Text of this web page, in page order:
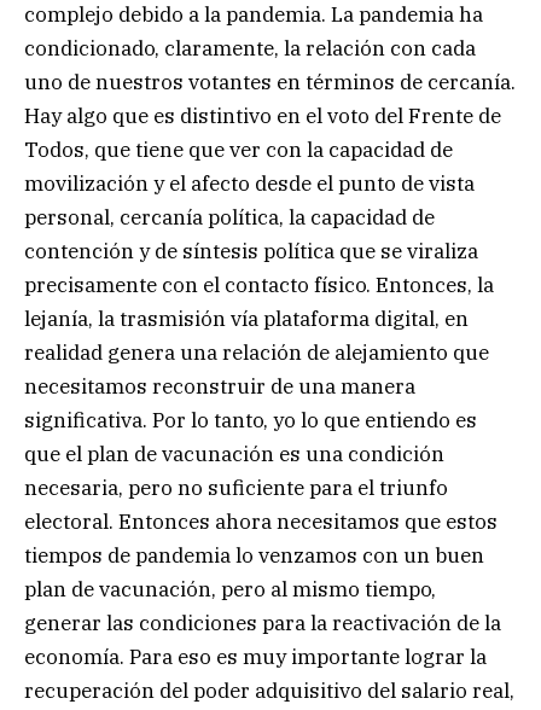
complejo debido a la pandemia. La pandemia ha
condicionado, claramente, la relación con cada
uno de nuestros votantes en términos de cercanía.
Hay algo que es distintivo en el voto del Frente de
Todos, que tiene que ver con la capacidad de
movilización y el afecto desde el punto de vista
personal, cercanía política, la capacidad de
contención y de síntesis política que se viraliza
precisamente con el contacto físico. Entonces, la
lejanía, la trasmisión vía plataforma digital, en
realidad genera una relación de alejamiento que
necesitamos reconstruir de una manera
significativa. Por lo tanto, yo lo que entiendo es
que el plan de vacunación es una condición
necesaria, pero no suficiente para el triunfo
electoral. Entonces ahora necesitamos que estos
tiempos de pandemia lo venzamos con un buen
plan de vacunación, pero al mismo tiempo,
generar las condiciones para la reactivación de la
economía. Para eso es muy importante lograr la
recuperación del poder adquisitivo del salario real,